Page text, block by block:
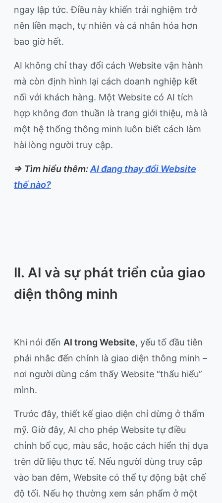
ngay lập tức. Điều này khiến trải nghiệm trở
nên liền mạch, tự nhiên và cá nhân hóa hơn
bao giờ hết.
AI không chỉ thay đổi cách Website vận hành
mà còn định hình lại cách doanh nghiệp kết
nối với khách hàng. Một Website có AI tích
hợp không đơn thuần là trang giới thiệu, mà là
một hệ thống thông minh luôn biết cách làm
hài lòng người truy cập.
=> Tìm hiểu thêm:AI đang thay đổi Website
thế nào?
II. AI và sự phát triển của giao
diện thông minh
Khi nói đến AI trong Website, yếu tố đầu tiên
phải nhắc đến chính là giao diện thông minh –
nơi người dùng cảm thấy Website “thấu hiểu”
mình.
Trước đây, thiết kế giao diện chỉ dừng ở thẩm
mỹ. Giờ đây, AI cho phép Website tự điều
chỉnh bố cục, màu sắc, hoặc cách hiển thị dựa
trên dữ liệu thực tế. Nếu người dùng truy cập
vào ban đêm, Website có thể tự động bật chế
độ tối. Nếu họ thường xem sản phẩm ở một